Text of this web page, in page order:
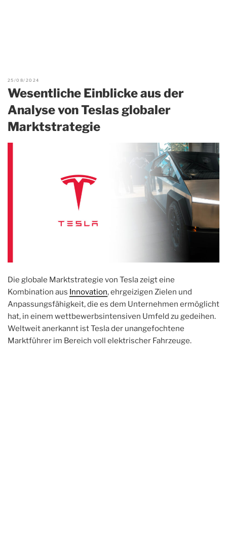
25/08/2024
Wesentliche Einblicke aus der
Analyse von Teslas globaler
Marktstrategie
Die globale Marktstrategie von Tesla zeigt eine
Kombination aus Innovation, ehrgeizigen Zielen und
Anpassungsfähigkeit, die es dem Unternehmen ermöglicht
hat, in einem wettbewerbsintensiven Umfeld zu gedeihen.
Weltweit anerkannt ist Tesla der unangefochtene
Marktführer im Bereich voll elektrischer Fahrzeuge.